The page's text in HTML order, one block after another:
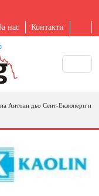
нас Контакти
Антоан дьо Сент-Екзюпери и